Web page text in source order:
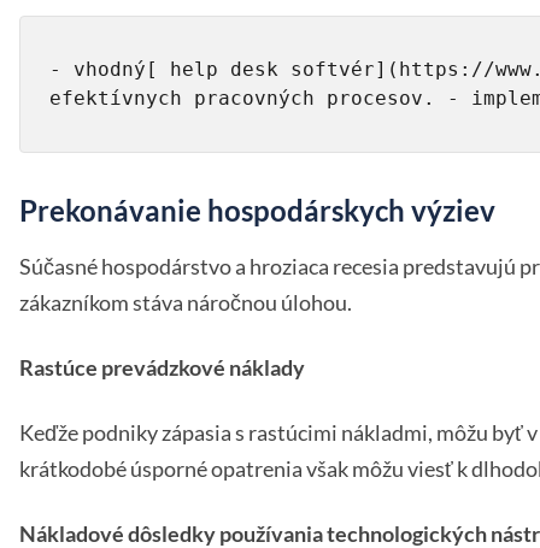
- vhodný[ help desk softvér](https://
efektívnych pracovných procesov. -
Prekonávanie hospodárskych výziev
Súčasné hospodárstvo a hroziaca recesia predstavujú
zákazníkom stáva náročnou úlohou.
Rastúce prevádzkové náklady
Keďže podniky zápasia s rastúcimi nákladmi, môžu byť
krátkodobé úsporné opatrenia však môžu viesť k
Nákladové dôsledky používania technologických